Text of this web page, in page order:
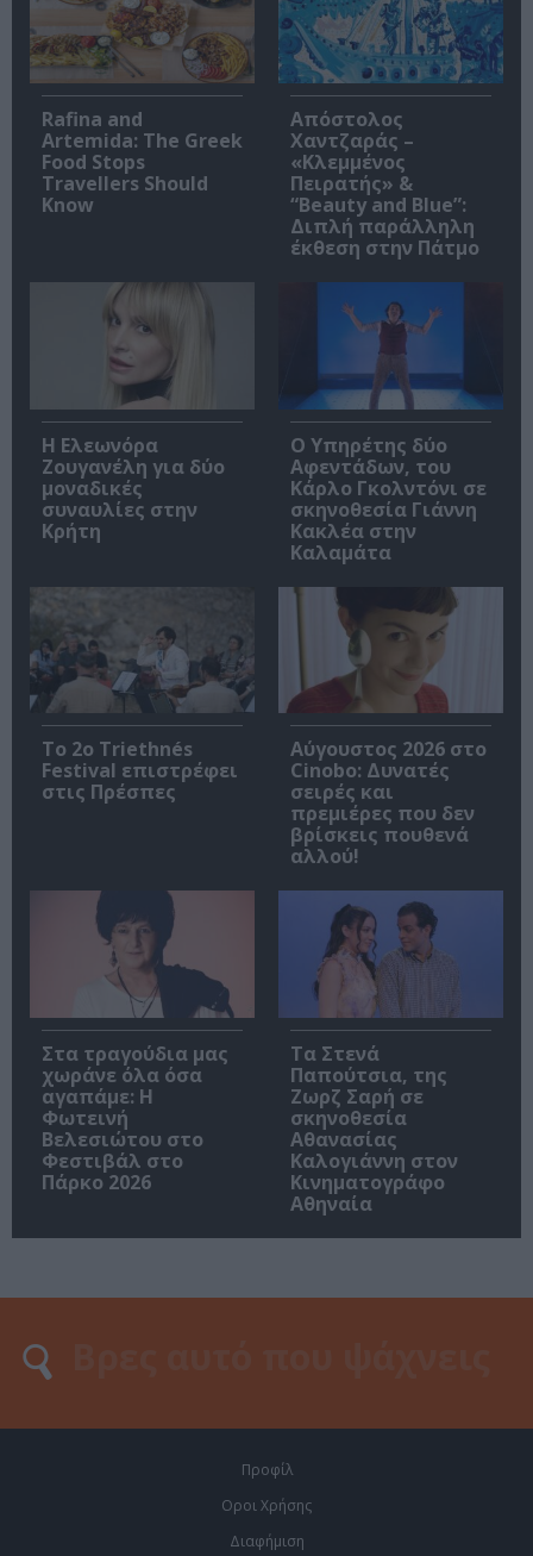
Rafina and
Artemida: The Greek
Food Stops
Travellers Should
Know
Απόστολος
Χαντζαράς –
«Κλεμμένος
Πειρατής» &
“Beauty and Blue”:
Διπλή παράλληλη
έκθεση στην Πάτμο
Η Ελεωνόρα
Ζουγανέλη για δύο
μοναδικές
συναυλίες στην
Κρήτη
Ο Υπηρέτης δύο
Αφεντάδων, του
Κάρλο Γκολντόνι σε
σκηνοθεσία Γιάννη
Κακλέα στην
Καλαμάτα
Το 2ο Triethnés
Festival επιστρέφει
στις Πρέσπες
Αύγουστος 2026 στο
Cinobo: Δυνατές
σειρές και
πρεμιέρες που δεν
βρίσκεις πουθενά
αλλού!
Στα τραγούδια μας
χωράνε όλα όσα
αγαπάμε: Η
Φωτεινή
Βελεσιώτου στο
Φεστιβάλ στο
Πάρκο 2026
Τα Στενά
Παπούτσια, της
Ζωρζ Σαρή σε
σκηνοθεσία
Αθανασίας
Καλογιάννη στον
Κινηματογράφο
Αθηναία
Προφίλ
Οροι Χρήσης
Διαφήμιση